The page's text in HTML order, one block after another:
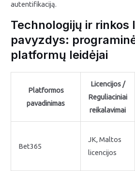
autentifikaciją.
Technologijų ir rinkos
pavyzdys:
platformų leidėjai
Platformos
pavadinimas
Licencijos /
Reguliaciniai
reikalavimai
Bet365
JK, Maltos
licencijos